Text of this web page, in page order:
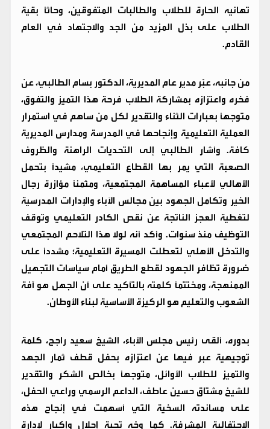
تهانيه الحارة للطلاب والطالبات المتفوقين، وحاثاً بقية
الطلاب على بذل المزيد من الجد والاجتهاد في العام
القادم.
​من جانبه، عبّر مدير عام المديرية، الدكتور بسام الطالبي، عن
فخره واعتزازه بمشاركة الطلاب فرحة هذا التميز والتفوق،
متوجهاً بعبارات الثناء والتقدير لكل من ساهم في استمرار
العملية التعليمية وإنجاحها في المدرسة ومدارس المديرية
كافة. وأشار الطالبي إلى التحديات الراهنة والظروف
الصعبة التي يمر بها القطاع التعليمي، مشيداً بتحمل
الأهالي لأعباء المساهمة المجتمعية، ومثمناً مؤازرة رجال
الخير وتكامل الجهود بين مجالس الآباء والإدارات المدرسية
لتغطية العجز الناتجة عن نقص الكادر التعليمي وتوقف
التوظيف منذ سنوات. وأكد أنه لولا هذا التلاحم المجتمعي
والتدخل الأهلي لتعطلت المسيرة التعليمية؛ مشدداً على
ضرورة تظافر الجهود لقطع الطريق أمام سياسات التجهيل
الممنهجة، ومختتماً كلمته بالتأكيد على أن الجهل هو آفة
الشعوب والتعليم هو الركيزة الأساسية لبناء الأوطان.
​بدوره، ألقى رئيس مجلس الآباء، الشيخ سعيد راجح، كلمة
توجيهية عبر فيها عن اعتزازه بحفل قطف ثمار الجهد
والتميز للطلاب الأوائل، متوجهاً بخالص الشكر والتقدير
للشيخ مشتاق حسين عاطف، الداعم الرسمي وراعي الحفل،
على مساندته السخية التي أسهمت في إنجاح هذه
الاحتفالية المشرفة. كما وجّه تحية إجلال وإكبار لإدارة